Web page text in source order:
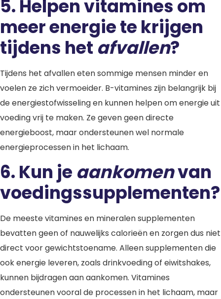
5. Helpen vitamines om
meer energie te krijgen
tijdens het afvallen?
Tijdens het afvallen eten sommige mensen minder en
voelen ze zich vermoeider. B-vitamines zijn belangrijk bij
de energiestofwisseling en kunnen helpen om energie uit
voeding vrij te maken. Ze geven geen directe
energieboost, maar ondersteunen wel normale
energieprocessen in het lichaam.
6. Kun je aankomenvan
voedingssupplementen?
De meeste vitamines en mineralen supplementen
bevatten geen of nauwelijks calorieën en zorgen dus niet
direct voor gewichtstoename. Alleen supplementen die
ook energie leveren, zoals drinkvoeding of eiwitshakes,
kunnen bijdragen aan aankomen. Vitamines
ondersteunen vooral de processen in het lichaam, maar